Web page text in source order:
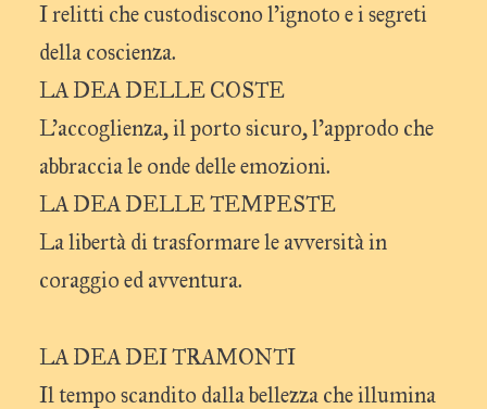
I relitti che custodiscono l’ignoto e i segreti
della coscienza.
LA DEA DELLE COSTE
L’accoglienza, il porto sicuro, l’approdo che
abbraccia le onde delle emozioni.
LA DEA DELLE TEMPESTE
La libertà di trasformare le avversità in
coraggio ed avventura.
LA DEA DEI TRAMONTI
Il tempo scandito dalla bellezza che illumina